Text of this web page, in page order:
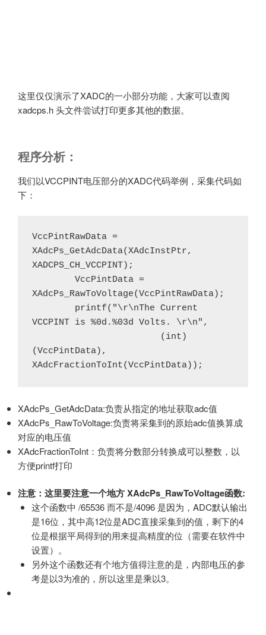
这里仅仅演示了XADC的一小部分功能，大家可以查阅
xadcps.h 头文件尝试打印更多其他的数据。
程序分析：
我们以VCCPINT电压部分的XADC代码举例，采集代码如
下：
VccPintRawData =
XAdcPs_GetAdcData(XAdcInstPtr,
XADCPS_CH_VCCPINT);
XAdcPs_RawToVoltage(VccPintRawData);
VCCPINT is %0d.%03d Volts. \r\n",
(VccPintData),
XAdcFractionToInt(VccPintData));
XAdcPs_GetAdcData:负责从指定的地址获取adc值
XAdcPs_RawToVoltage:负责将采集到的原始adc值换算成
对应的电压值
XAdcFractionToInt：负责将分数部分转换成可以整数，以
方便printf打印
注意：这里要注意一个地方 XAdcPs_RawToVoltage函数:
这个函数中 /65536 而不是/4096 是因为，ADC默认输出
是16位，其中高12位是ADC直接采集到的值，剩下的4
位是根据平局得到的用来提高精度的位（需要在软件中
设置）。
另外这个函数还有个地方值得注意的是，内部电压的参
考是以3为准的，所以这里是乘以3。